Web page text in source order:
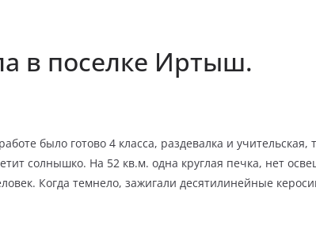
в поселке Иртыш.
было готово 4 класса, раздевалка и
солнышко. На 52 кв.м. одна круглая печка, нет
Когда темнело, зажигали десятилинейные